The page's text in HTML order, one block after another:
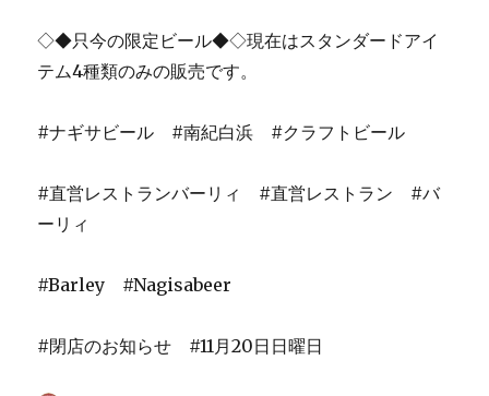
◇◆只今の限定ビール◆◇現在はスタンダードアイ
テム4種類のみの販売です。
#ナギサビール #南紀白浜 #クラフトビール
#直営レストランバーリィ #直営レストラン #バ
ーリィ
#Barley #Nagisabeer
#閉店のお知らせ #11月20日日曜日